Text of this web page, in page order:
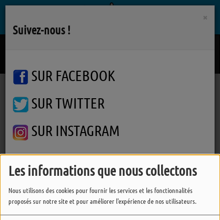
Les informations que nous collectons
Nous utilisons des cookies pour fournir les services et les fonctionnalités
proposés sur notre site et pour améliorer l'expérience de nos utilisateurs.
Podcasts Comité de Développement de l'Agriculture
Comité de Développement de
l'Agriculture #3
×
Suivez-nous !
SUR FACEBOOK
SUR TWITTER
SUR INSTAGRAM
FERMER